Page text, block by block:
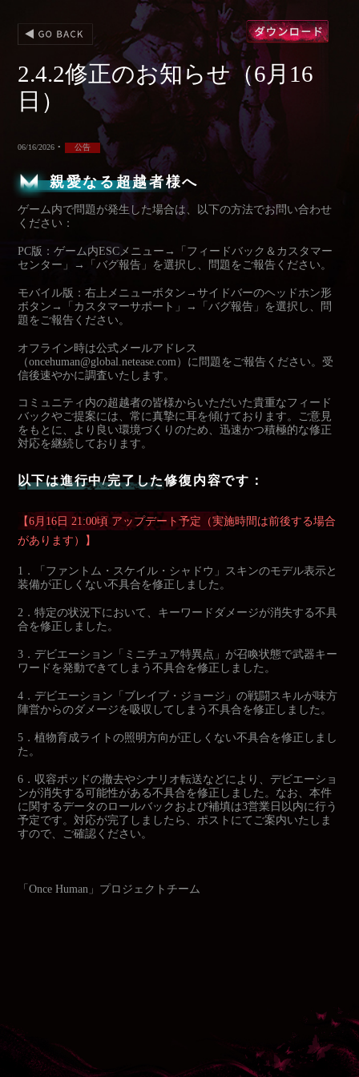
2.4.2修正のお知らせ（6月16
日）
06/16/2026 • 公告
親愛なる超越者様へ
ゲーム内で問題が発生した場合は、以下の方法でお問い合わせ
ください：
PC版：ゲーム内ESCメニュー→「フィードバック＆カスタマー
センター」→「バグ報告」を選択し、問題をご報告ください。
モバイル版：右上メニューボタン→サイドバーのヘッドホン形
ボタン→「カスタマーサポート」→「バグ報告」を選択し、問
題をご報告ください。
オフライン時は公式メールアドレス
（oncehuman@global.netease.com）に問題をご報告ください。受
信後速やかに調査いたします。
コミュニティ内の超越者の皆様からいただいた貴重なフィード
バックやご提案には、常に真摯に耳を傾けております。ご意見
をもとに、より良い環境づくりのため、迅速かつ積極的な修正
対応を継続しております。
以下は進行中/完了した修復内容です：
【6月16日 21:00頃 アップデート予定（実施時間は前後する場合
があります）】
1．「ファントム・スケイル・シャドウ」スキンのモデル表示と
装備が正しくない不具合を修正しました。
2． 特定の状況下において、キーワードダメージが消失する不具
合を修正しました。
3． デビエーション「ミニチュア特異点」が召喚状態で武器キー
ワードを発動できてしまう不具合を修正しました。
4． デビエーション「ブレイブ・ジョージ」の戦闘スキルが味方
陣営からのダメージを吸収してしまう不具合を修正しました。
5． 植物育成ライトの照明方向が正しくない不具合を修正しまし
た。
6． 収容ポッドの撤去やシナリオ転送などにより、デビエーショ
ンが消失する可能性がある不具合を修正しました。なお、本件
に関するデータのロールバックおよび補填は3営業日以内に行う
予定です。対応が完了しましたら、ポストにてご案内いたしま
すので、ご確認ください。
「Once Human」プロジェクトチーム